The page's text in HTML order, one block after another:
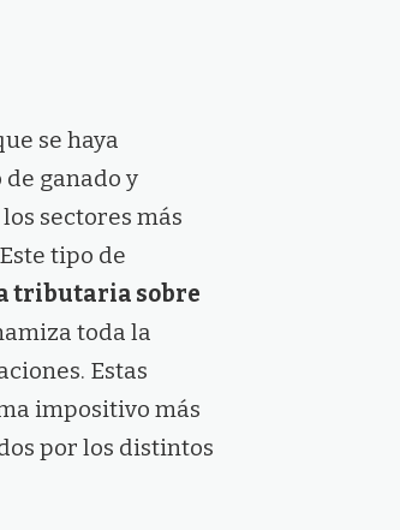
se haya
ganado y
sectores más
tipo de
tributaria sobre
toda la
Estas
impositivo más
por los distintos